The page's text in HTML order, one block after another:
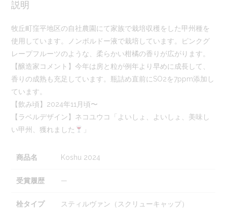
説明
牧丘町窪平地区の自社農園にて家族で栽培収穫をした甲州種を
使用しています。ノンボルドー液で栽培しています。ピンクグ
レープフルーツのような、柔らかい柑橘の香りが広がります。
【醸造家コメント】今年は房と粒が例年より早めに成長して、
香りの成熟も充足しています。瓶詰め直前にSO2を7ppm添加し
ています。
【飲み頃】2024年11月頃〜
【ラベルデザイン】ネコユウコ「よいしょ、よいしょ、美味し
い甲州、獲れました
」
商品名 Koshu 2024
受賞履歴 —
栓タイプ スティルヴァン（スクリューキャップ）